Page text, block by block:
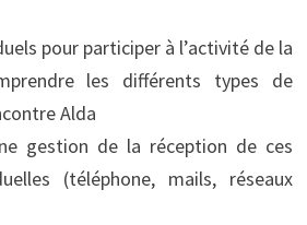
pour participer à l’activité de la
les différents types de
Alda
gestion de la réception de ces
(téléphone, mails, réseaux